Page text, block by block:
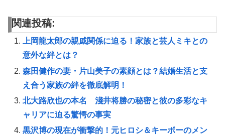
関連投稿:
上岡龍太郎の親戚関係に迫る！家族と芸人ミキとの
意外な絆とは？
森田健作の妻・片山美子の素顔とは？結婚生活と支
え合う家族の絆を徹底解明！
北大路欣也の本名 淺井将勝の秘密と彼の多彩なキ
ャリアに迫る驚愕の事実
黒沢博の現在が衝撃的！元ヒロシ＆キーボーのメン